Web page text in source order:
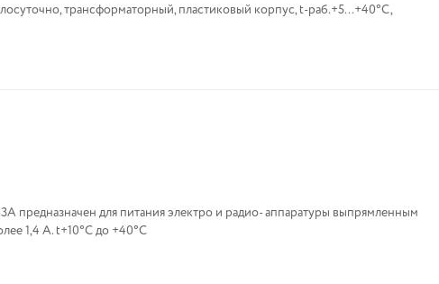
трансформаторный, пластиковый корпус, t-раб.+5...+40°С,
предназначен для питания электро и радио- аппаратуры выпрямленным
1,4 А. t+10°С до +40°С